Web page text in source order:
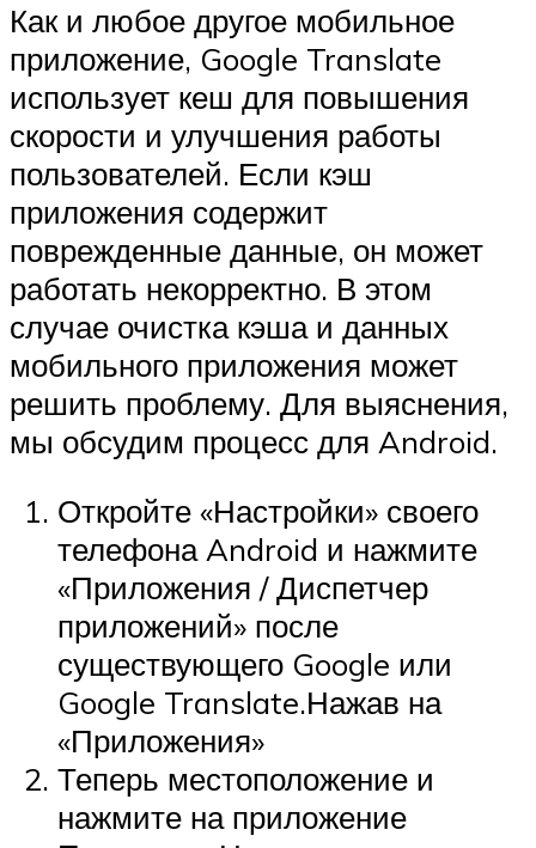
Как и любое другое мобильное
приложение, Google Translate
использует кеш для повышения
скорости и улучшения работы
пользователей. Если кэш
приложения содержит
поврежденные данные, он может
работать некорректно. В этом
случае очистка кэша и данных
мобильного приложения может
решить проблему. Для выяснения,
мы обсудим процесс для Android.
Откройте «Настройки» своего
телефона Android и нажмите
«Приложения / Диспетчер
приложений» после
существующего Google или
Google Translate.Нажав на
«Приложения»
Теперь местоположение и
нажмите на приложение